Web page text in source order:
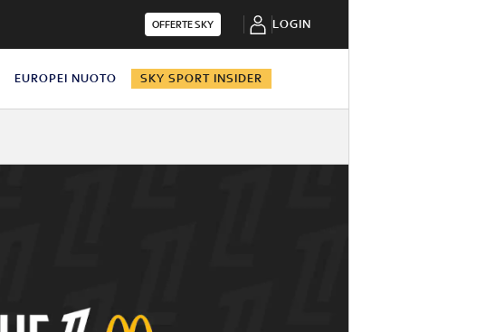
OFFERTE SKY LOGIN
EUROPEI NUOTO SKY SPORT INSIDER